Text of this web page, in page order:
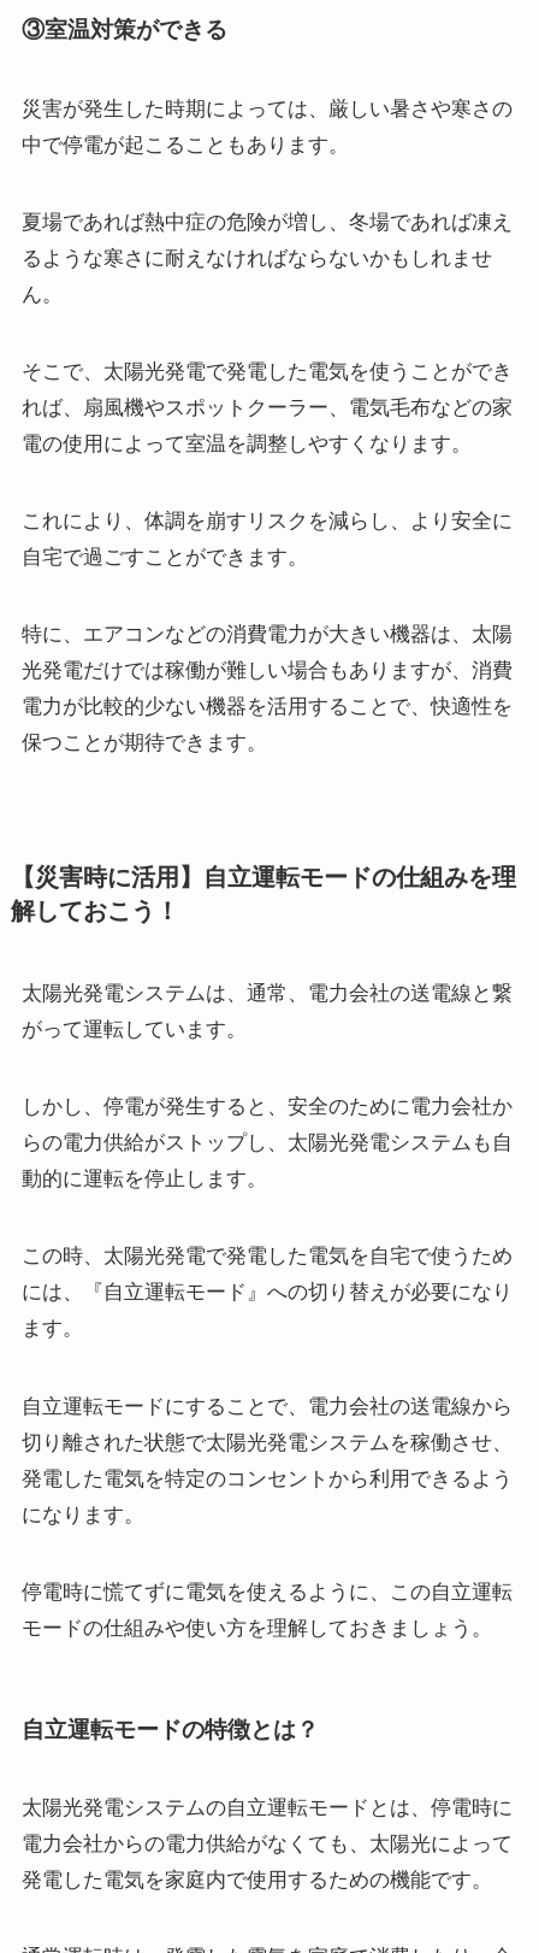
③室温対策ができる
災害が発生した時期によっては、厳しい暑さや寒さの
中で停電が起こることもあります。
夏場であれば熱中症の危険が増し、冬場であれば凍え
るような寒さに耐えなければならないかもしれませ
ん。
そこで、太陽光発電で発電した電気を使うことができ
れば、扇風機やスポットクーラー、電気毛布などの家
電の使用によって室温を調整しやすくなります。
これにより、体調を崩すリスクを減らし、より安全に
自宅で過ごすことができます。
特に、エアコンなどの消費電力が大きい機器は、太陽
光発電だけでは稼働が難しい場合もありますが、消費
電力が比較的少ない機器を活用することで、快適性を
保つことが期待できます。
【災害時に活用】自立運転モードの仕組みを理
解しておこう！
太陽光発電システムは、通常、電力会社の送電線と繋
がって運転しています。
しかし、停電が発生すると、安全のために電力会社か
らの電力供給がストップし、太陽光発電システムも自
動的に運転を停止します。
この時、太陽光発電で発電した電気を自宅で使うため
には、『自立運転モード』への切り替えが必要になり
ます。
自立運転モードにすることで、電力会社の送電線から
切り離された状態で太陽光発電システムを稼働させ、
発電した電気を特定のコンセントから利用できるよう
になります。
停電時に慌てずに電気を使えるように、この自立運転
モードの仕組みや使い方を理解しておきましょう。
自立運転モードの特徴とは？
太陽光発電システムの自立運転モードとは、停電時に
電力会社からの電力供給がなくても、太陽光によって
発電した電気を家庭内で使用するための機能です。